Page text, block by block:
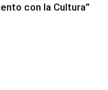
con la Cultura”